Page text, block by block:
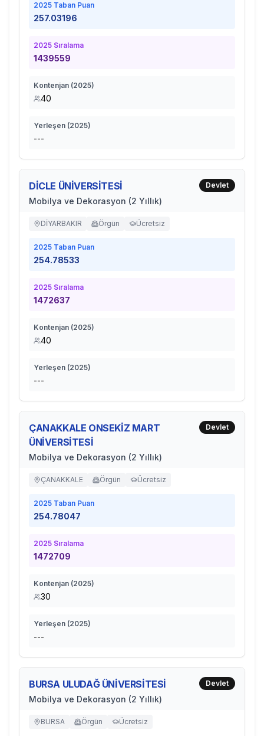
2025 Taban Puan
257.03196
2025 Sıralama
1439559
Kontenjan (2025)
40
Yerleşen (2025)
---
DİCLE ÜNİVERSİTESİ
Mobilya ve Dekorasyon (2 Yıllık)
Devlet
DİYARBAKIR Örgün Ücretsiz
2025 Taban Puan
254.78533
2025 Sıralama
1472637
Kontenjan (2025)
40
Yerleşen (2025)
---
ÇANAKKALE ONSEKİZ MART
ÜNİVERSİTESİ
Mobilya ve Dekorasyon (2 Yıllık)
Devlet
ÇANAKKALE Örgün Ücretsiz
2025 Taban Puan
254.78047
2025 Sıralama
1472709
Kontenjan (2025)
30
Yerleşen (2025)
---
BURSA ULUDAĞ ÜNİVERSİTESİ
Mobilya ve Dekorasyon (2 Yıllık)
Devlet
BURSA Örgün Ücretsiz